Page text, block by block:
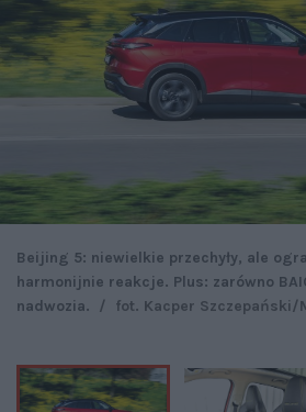
Beijing 5: niewielkie przechyły, ale
harmonijnie reakcje. Plus: zarówno
nadwozia. / fot. Kacper Szczepański/